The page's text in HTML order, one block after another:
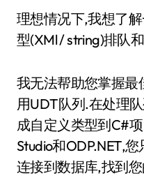
理想情况下,我想了
型(XMl / string)排队
我无法帮助您掌握最
用UDT队列.在处理
成自定义类型到C#
Studio和ODP.NET,
连接到数据库,找到